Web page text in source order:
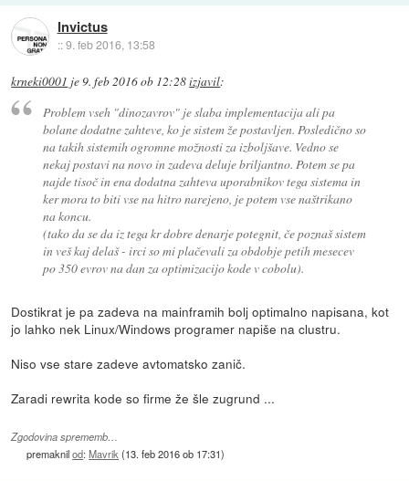
Invictus
::9. feb 2016, 13:58
krneki0001 je9. feb 2016 ob 12:28izjavil:
Problem vseh "dinozavrov" je slaba implementacija ali pa
bolane dodatne zahteve, ko je sistem že postavljen. Posledično so
na takih sistemih ogromne možnosti za izboljšave. Vedno se
nekaj postavi na novo in zadeva deluje briljantno. Potem se pa
najde tisoč in ena dodatna zahteva uporabnikov tega sistema in
ker mora to biti vse na hitro narejeno, je potem vse naštrikano
na koncu.
(tako da se da iz tega kr dobre denarje potegnit, če poznaš sistem
in veš kaj delaš - irci so mi plačevali za obdobje petih mesecev
po 350 evrov na dan za optimizacijo kode v cobolu).
Dostikrat je pa zadeva na mainframih bolj optimalno napisana, kot
jo lahko nek Linux/Windows programer napiše na clustru.
Niso vse stare zadeve avtomatsko zanič.
Zaradi rewrita kode so firme že šle zugrund ...
Zgodovina sprememb…
premaknilod:Mavrik (13. feb 2016 ob 17:31)